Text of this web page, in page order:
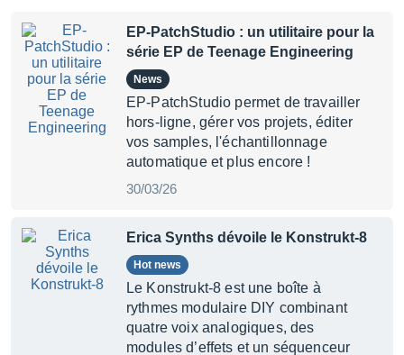
EP-PatchStudio : un utilitaire pour la
série EP de Teenage Engineering
News
EP-PatchStudio permet de travailler
hors-ligne, gérer vos projets, éditer
vos samples, l'échantillonnage
automatique et plus encore !
30/03/26
Erica Synths dévoile le Konstrukt-8
Hot news
Le Konstrukt-8 est une boîte à
rythmes modulaire DIY combinant
quatre voix analogiques, des
modules d’effets et un séquenceur